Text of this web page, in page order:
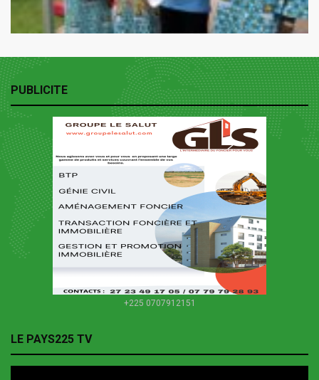
PUBLICITE
+225 0707912151
LE PAYS225 TV